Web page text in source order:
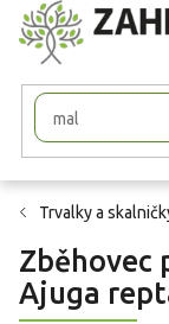
Přejít
na
obsah
Trvalky a
Zběhovec
Ajuga